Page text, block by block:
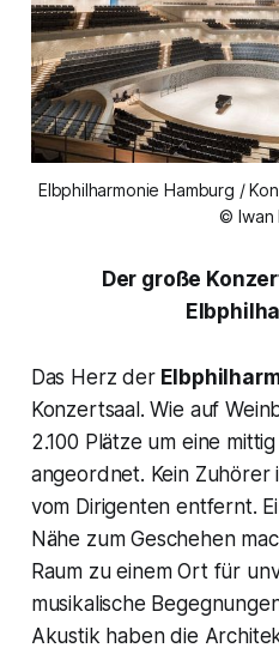
Elbphilharmonie Hamburg /
© Iwan
Der große
Das Herz der
Konzertsaal. Wie auf
2.100 Plätze um eine
angeordnet. Kein
vom Dirigenten entfernt.
Nähe zum Geschehen
Raum zu einem Ort für
musikalische
Akustik haben die